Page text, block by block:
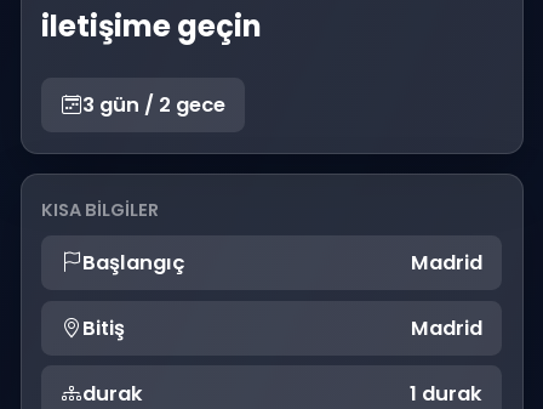
iletişime geçin
3 gün / 2 gece
KISA BILGILER
Başlangıç Madrid
Bitiş Madrid
durak 1 durak